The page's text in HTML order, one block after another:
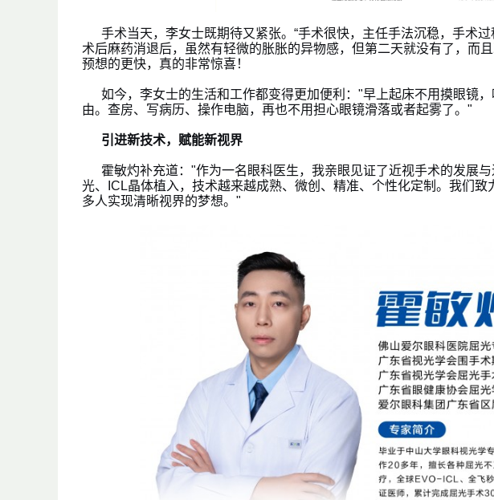
手术当天，李女士既期待又紧张。“手术很快，主任手法沉稳，手术
术后麻药消退后，虽然有轻微的胀胀的异物感，但第二天就没有了，而
预想的更快，真的非常惊喜！
如今，李女士的生活和工作都变得更加便利："早上起床不用摸眼镜
由。查房、写病历、操作电脑，再也不用担心眼镜滑落或者起雾了。"
引进新技术，赋能新视界
霍敏灼补充道："作为一名眼科医生，我亲眼见证了近视手术的发展
光、ICL晶体植入，技术越来越成熟、微创、精准、个性化定制。我们
多人实现清晰视界的梦想。"